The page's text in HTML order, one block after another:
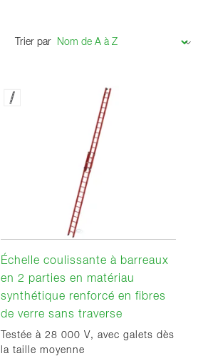
Trier par
Échelle coulissante à barreaux
en 2 parties en matériau
synthétique renforcé en fibres
de verre sans traverse
Testée à 28 000 V, avec galets dès
la taille moyenne